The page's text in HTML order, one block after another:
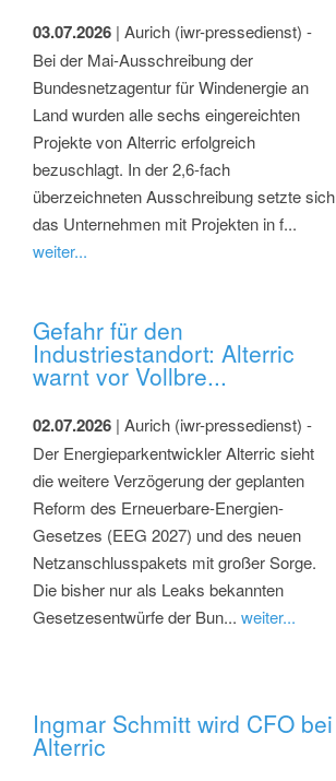
03.07.2026 | Aurich (iwr-pressedienst) -
Bei der Mai-Ausschreibung der
Bundesnetzagentur für Windenergie an
Land wurden alle sechs eingereichten
Projekte von Alterric erfolgreich
bezuschlagt. In der 2,6-fach
überzeichneten Ausschreibung setzte sich
das Unternehmen mit Projekten in f...
weiter...
Gefahr für den
Industriestandort: Alterric
warnt vor Vollbre...
02.07.2026 | Aurich (iwr-pressedienst) -
Der Energieparkentwickler Alterric sieht
die weitere Verzögerung der geplanten
Reform des Erneuerbare-Energien-
Gesetzes (EEG 2027) und des neuen
Netzanschlusspakets mit großer Sorge.
Die bisher nur als Leaks bekannten
Gesetzesentwürfe der Bun... weiter...
Ingmar Schmitt wird CFO bei
Alterric